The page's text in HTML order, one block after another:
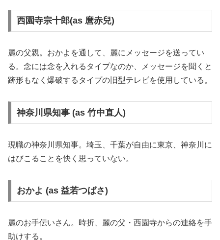
西園寺宗十郎(as 麿赤兒)
麗の父親。おかよを通して、麗にメッセージを送ってい
る。念には念を入れるタイプなのか、メッセージを聞くと
跡形もなく爆破するタイプの旧型テレビを使用している。
神奈川県知事 (as 竹中直人)
現職の神奈川県知事。埼玉、千葉が自由に東京、神奈川に
はびこることを快く思っていない。
おかよ (as 益若つばさ)
麗のお手伝いさん。時折、麗の父・西園寺からの連絡を手
助けする。